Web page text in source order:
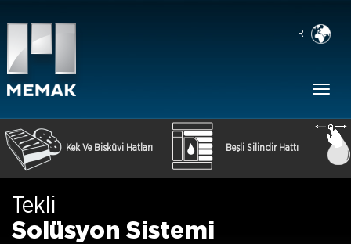
TR
Kek Ve Bisküvi Hatları Beşli Silindir Hattı
Tekli
Solüsyon Sistemi